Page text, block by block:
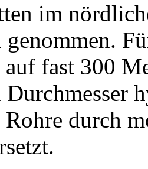
im
genommen.
fast 300
Rohre durch